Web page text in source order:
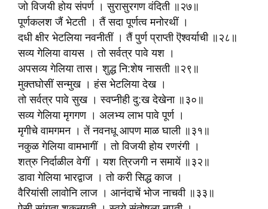
जो विजयी होय संपर्ण । सुरासुरगण वंदिती ॥२७॥
पूर्णकलश जैं भेटती । तैं सदा पूर्णत्व मनोरथीं ।
दधी क्षीर भेटलिया नवनीतीं । तैं पुर्ण प्राप्ती ऎश्वर्याची ॥२८॥
सव्य गेलिया वायस । तो सर्वत्र पावे यश ।
अपसव्य गेलिया तास। शुद्ध नि:शेष नासती ॥२९॥
मुक्तघोसीं सन्मुख । हंस भेटलिया देख ।
तो सर्वत्र पावे सुख । स्वप्नीही दु:ख देखेना ॥३०॥
सव्य गेलिया मृगगण । अलभ्य लाभ पावे पूर्ण ।
मृगीचे वामगमन । तें नवनधू आपण माळ घाली ॥३१॥
नकुळ गेलिया वामभागीं । तो विजयी होय रणरंगी ।
शत्रु निर्दाळील वेगीं । यश त्रिजगी न समायें ॥३२॥
डावा गेलिया भारद्वाज । तो करी सिद्ध काज ।
वैरियांसी लावोनि लाज । आनंदाचें भोज नाचवी ॥३३॥